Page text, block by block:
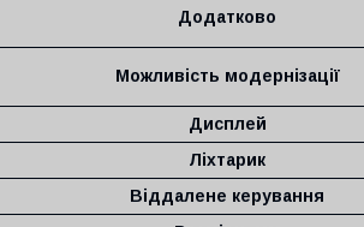
Додатково
Можливість модернізації
Дисплей
Ліхтарик
Віддалене керування